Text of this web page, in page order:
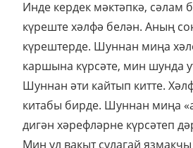
Инде кердек мәктәпкә, сәлам
күреште хәлфә белән. Аның
күрештерде. Шуннан миңа
каршына күрсәте, мин шунда
Шуннан әти кайтып китте.
китабы бирде. Шуннан миңа
дигән хәрефләрне күрсәтеп
Мин ул вакыт сулагай